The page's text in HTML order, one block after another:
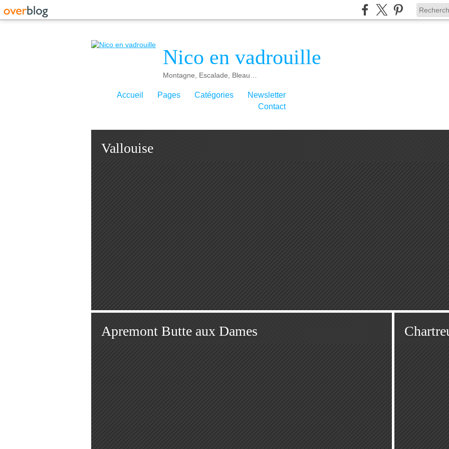
Nico en vadrouille
Montagne, Escalade, Bleau…
Accueil Pages Catégories
Newsletter
Contact
Vallouise
Apremont Butte aux Dames